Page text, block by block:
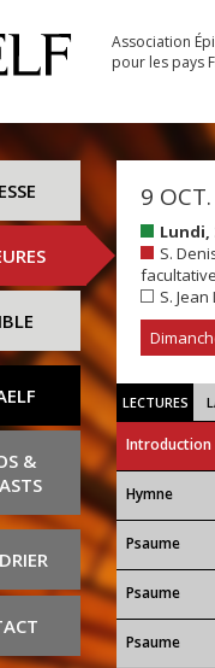
Association
pour les pays
&
9
Lundi,
S.
facultative
S.
LECTURES
Introduction
Hymne
Psaume
Psaume
Psaume